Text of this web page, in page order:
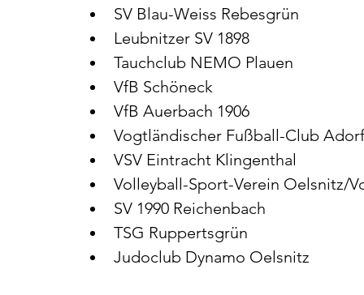
SV Blau-Weiss Rebesgrün
Leubnitzer SV 1898
Tauchclub NEMO Plauen
VfB Schöneck
VfB Auerbach 1906
Vogtländischer Fußball-Club Adorf
VSV Eintracht Klingenthal
Volleyball-Sport-Verein Oelsnitz/
SV 1990 Reichenbach
TSG Ruppertsgrün
Judoclub Dynamo Oelsnitz